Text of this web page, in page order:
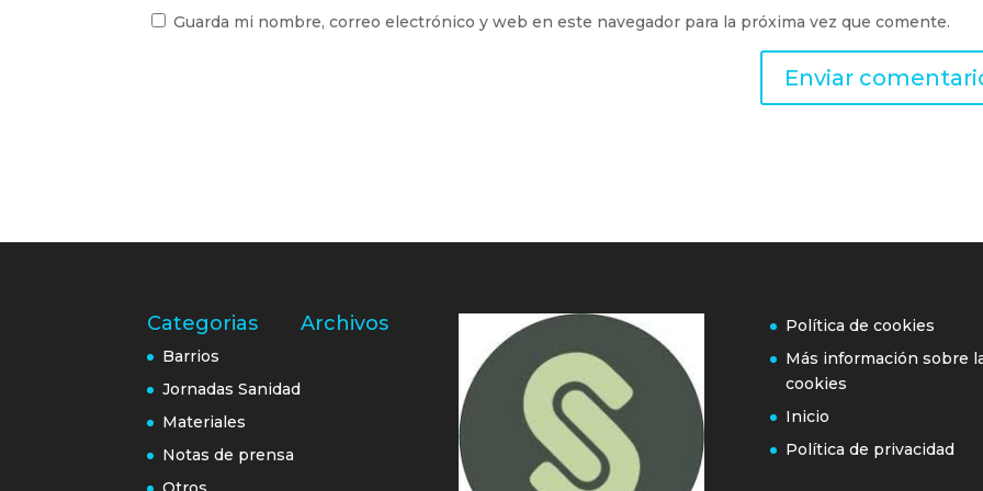
Guarda mi nombre, correo electrónico y web en este navegador para la próxima vez que comente.
Categorias
Barrios
Jornadas Sanidad
Materiales
Notas de prensa
Archivos
Política de cookies
Más información sobre
cookies
Inicio
Política de privacidad